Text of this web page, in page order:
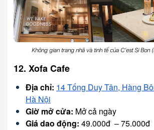
Không gian trang nhã và tinh tế của C’est Si Bon
12. Xofa Cafe
Địa chỉ: 14 Tống Duy Tân, Hàng
Hà Nội
Giờ mở cửa: Mở cả ngày
Giá dao động: 49.000đ – 75.000đ